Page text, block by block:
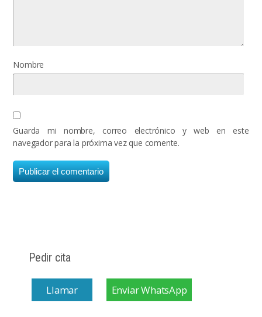
Nombre
Guarda mi nombre, correo electrónico y web en este
navegador para la próxima vez que comente.
Pedir cita
Llamar Enviar WhatsApp